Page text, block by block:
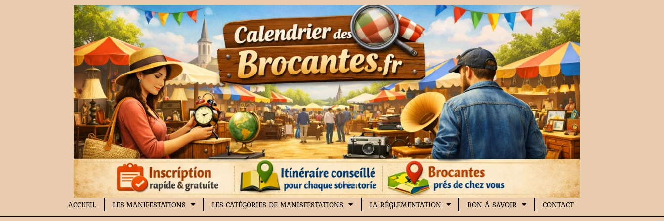
ACCUEIL LES MANIFESTATIONS LES CATÉGORIES DE MANISFESTATIONS LA RÉGLEMENTATION BON À SAVOIR CONTACT